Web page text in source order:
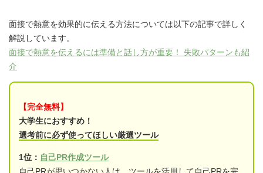
面接で熱意を効果的に伝える方法については以下の記事で詳しく
解説しています。
面接で熱意を伝えるには準備と話し方が重要！ 失敗パターンも紹
介
【完全無料】
大学生におすすめ！
選考前に必ず使ってほしい厳選ツール
1位： 自己PR作成ツール
自己PRが思いつかない人は、ツールを活用して自己PRを完